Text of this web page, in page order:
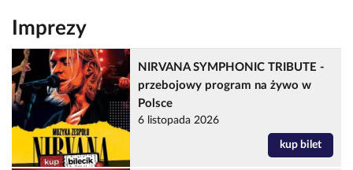
Imprezy
NIRVANA SYMPHONIC TRIBUTE -
przebojowy program na żywo w
Polsce
6 listopada 2026
kup bilet